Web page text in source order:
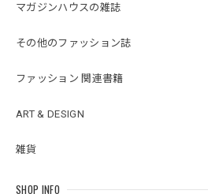
マガジンハウスの雑誌
その他のファッション誌
ファッション 関連書籍
ART & DESIGN
雑貨
SHOP INFO